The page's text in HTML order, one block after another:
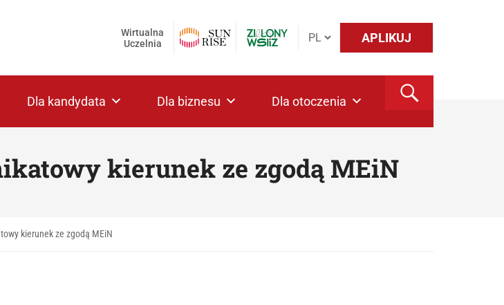
APLIKUJ
Wirtualna
Uczelnia
Dla kandydata Dla biznesu Dla otoczenia
kierunek ze zgodą MEiN
kierunek ze zgodą MEiN